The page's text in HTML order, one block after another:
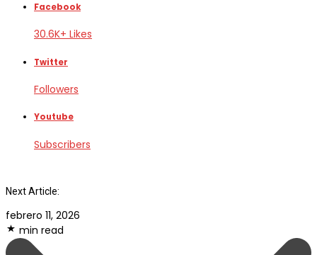
Facebook
30.6K+ Likes
Twitter
Followers
Youtube
Subscribers
Next Article:
febrero 11, 2026
min read